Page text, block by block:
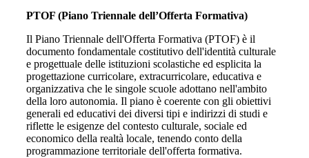
PTOF (Piano Triennale dell’Offerta Formativa)
Il Piano Triennale dell'Offerta Formativa (PTOF) è il
documento fondamentale costitutivo dell'identità culturale
e progettuale delle istituzioni scolastiche ed esplicita la
progettazione curricolare, extracurricolare, educativa e
organizzativa che le singole scuole adottano nell'ambito
della loro autonomia. Il piano è coerente con gli obiettivi
generali ed educativi dei diversi tipi e indirizzi di studi e
riflette le esigenze del contesto culturale, sociale ed
economico della realtà locale, tenendo conto della
programmazione territoriale dell'offerta formativa.